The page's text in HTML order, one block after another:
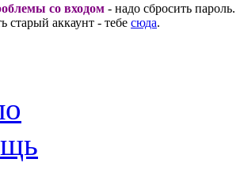
со входом - надо сбросить пароль.
старый аккаунт - тебе сюда.